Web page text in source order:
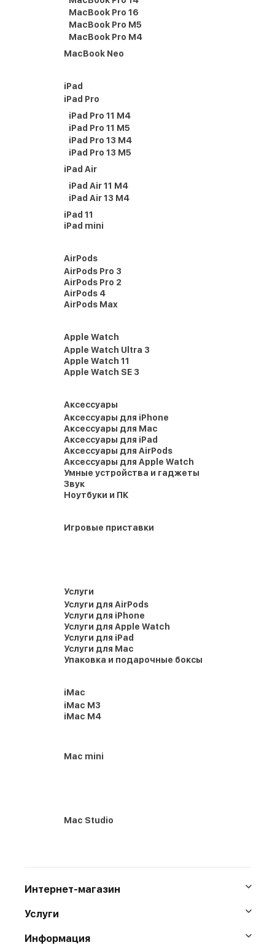
MacBook Pro 16
MacBook Pro M5
MacBook Pro M4
MacBook Neo
iPad
iPad Pro
iPad Pro 11 M4
iPad Pro 11 M5
iPad Pro 13 M4
iPad Pro 13 M5
iPad Air
iPad Air 11 M4
iPad Air 13 M4
iPad 11
iPad mini
AirPods
AirPods Pro 3
AirPods Pro 2
AirPods 4
AirPods Max
Apple Watch
Apple Watch Ultra 3
Apple Watch 11
Apple Watch SE 3
Аксессуары
Аксессуары для iPhone
Аксессуары для Mac
Аксессуары для iPad
Аксессуары для AirPods
Аксессуары для Apple Watch
Умные устройства и гаджеты
Звук
Ноутбуки и ПК
Игровые приставки
Услуги
Услуги для AirPods
Услуги для iPhone
Услуги для Apple Watch
Услуги для iPad
Услуги для Mac
Упаковка и подарочные боксы
iMac
iMac M3
iMac M4
Mac mini
Mac Studio
Интернет-магазин
Услуги
Информация